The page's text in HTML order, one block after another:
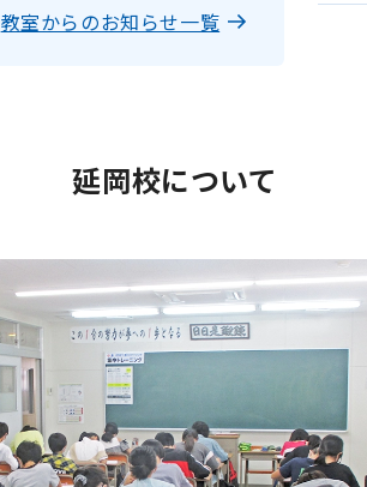
教室からのお知らせ一覧
延岡校について